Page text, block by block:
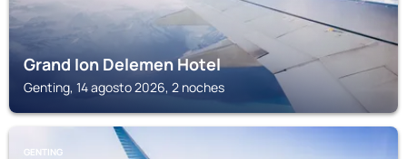
Grand Ion Delemen Hotel
Genting, 14 agosto 2026, 2 noches
GENTING